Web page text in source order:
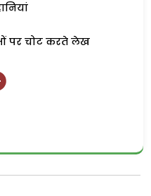
पर चोट करते लेख